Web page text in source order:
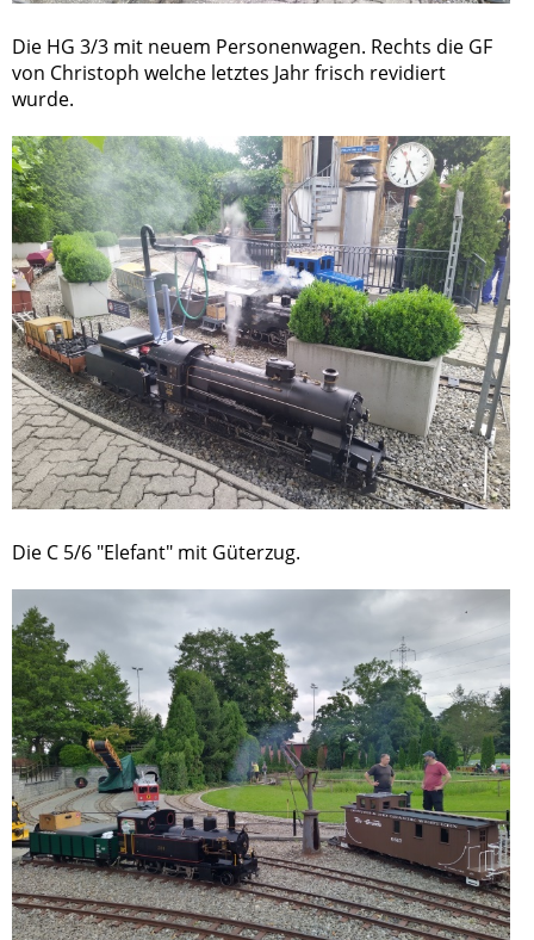
Die HG 3/3 mit neuem Personenwagen. Rechts die GF
von Christoph welche letztes Jahr frisch revidiert
wurde.
Die C 5/6 "Elefant" mit Güterzug.